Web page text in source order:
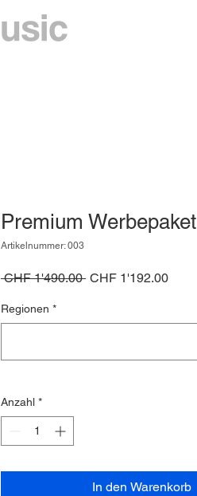
Premium Werbepaket
Artikelnummer: 003
CHF 1'490.00 Standardpreis
CHF 1'192.00Sale-
Regionen *
Anzahl *
In den Warenkorb